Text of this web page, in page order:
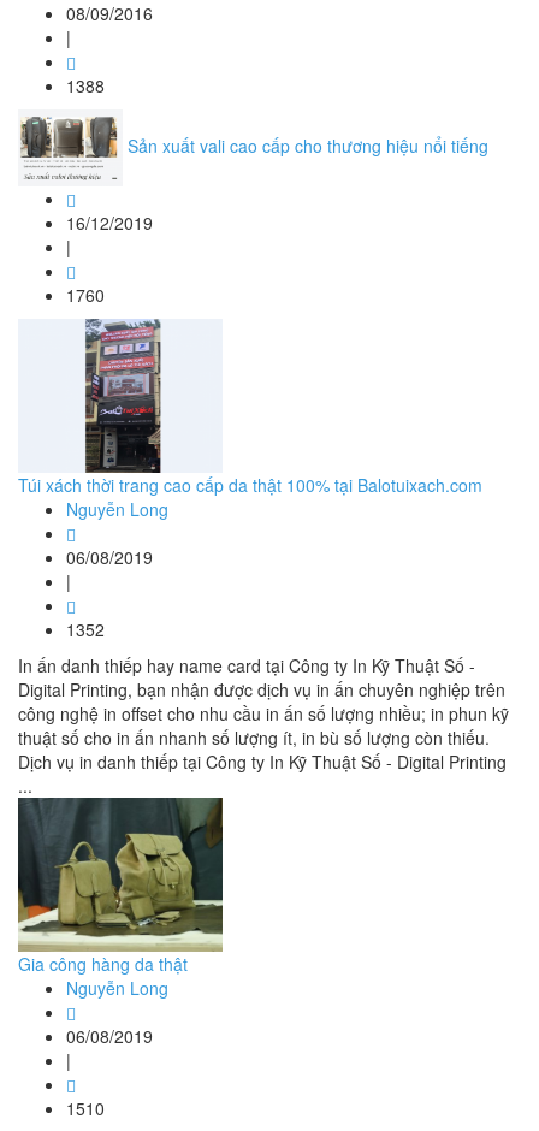
08/09/2016
|
1388
Sản xuất vali cao cấp cho thương hiệu nổi tiếng
16/12/2019
|
1760
Túi xách thời trang cao cấp da thật 100% tại Balotuixach.com
Nguyễn Long
06/08/2019
|
1352
In ấn danh thiếp hay name card tại Công ty In Kỹ Thuật Số -
Digital Printing, bạn nhận được dịch vụ in ấn chuyên nghiệp trên
công nghệ in offset cho nhu cầu in ấn số lượng nhiều; in phun kỹ
thuật số cho in ấn nhanh số lượng ít, in bù số lượng còn thiếu.
Dịch vụ in danh thiếp tại Công ty In Kỹ Thuật Số - Digital Printing
...
Gia công hàng da thật
Nguyễn Long
06/08/2019
|
1510